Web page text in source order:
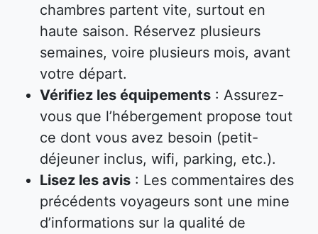
chambres partent vite, surtout en
haute saison. Réservez plusieurs
semaines, voire plusieurs mois, avant
votre départ.
Vérifiez les équipements : Assurez-
vous que l’hébergement propose tout
ce dont vous avez besoin (petit-
déjeuner inclus, wifi, parking, etc.).
Lisez les avis : Les commentaires des
précédents voyageurs sont une mine
d’informations sur la qualité de